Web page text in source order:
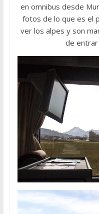
en omnibus desde
fotos de lo que es el
ver los alpes y son
de entrar